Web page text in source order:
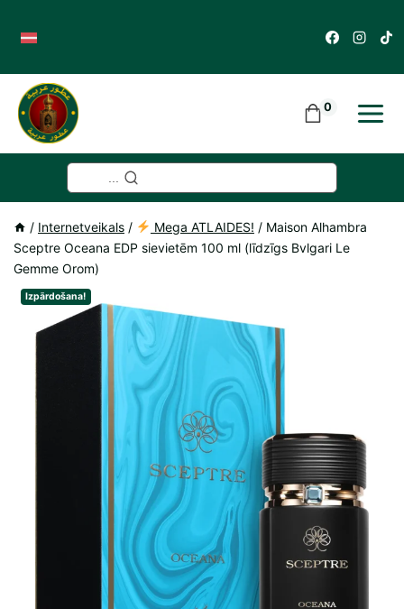
content
0
/ Internetveikals / Mega ATLAIDES! / Maison Alhambra
Sceptre Oceana EDP sievietēm 100 ml (līdzīgs Bvlgari Le
Gemme Orom)
Izpārdošana!